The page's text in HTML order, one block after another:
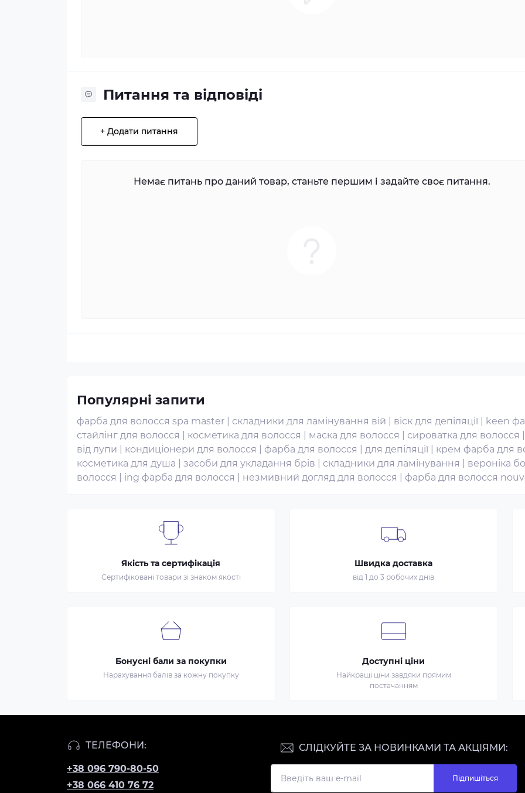
Питання та відповіді
+ Додати питання
Немає питань про даний товар, станьте першим і задайте своє питання.
Популярні запити
фарба для волосся spa master складники для ламінування вій віск для депіляції
keen
стайлінг для волосся
косметика для волосся маска для волосся сироватка для волосся
від лупи
кондиціонери для волосся фарба для волосся для депіляції
крем фарба для
косметика для душа
засоби для укладання брів складники для ламінування
вероніка
волосся
ing фарба для волосся незмивний догляд для волосся фарба для волосся
Якість та сертифікація
Сертифіковані товари зі знаком якості
Швидка доставка
від 1 до 3 робочих днів
Бонусні бали за покупки
Нарахування балів за кожну покупку
Доступні ціни
Найкращі ціни завдяки прямим
постачанням
ТЕЛЕФОНИ:
+38 096 790-80-50
+38 066 410 76 72
СЛІДКУЙТЕ ЗА НОВИНКАМИ ТА АКЦІЯМИ:
Підпишіться